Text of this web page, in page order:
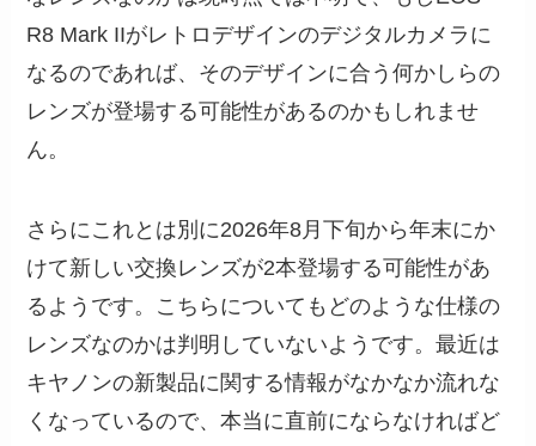
R8 Mark IIがレトロデザインのデジタルカメラに
なるのであれば、そのデザインに合う何かしらの
レンズが登場する可能性があるのかもしれませ
ん。
さらにこれとは別に2026年8月下旬から年末にか
けて新しい交換レンズが2本登場する可能性があ
るようです。こちらについてもどのような仕様の
レンズなのかは判明していないようです。最近は
キヤノンの新製品に関する情報がなかなか流れな
くなっているので、本当に直前にならなければど